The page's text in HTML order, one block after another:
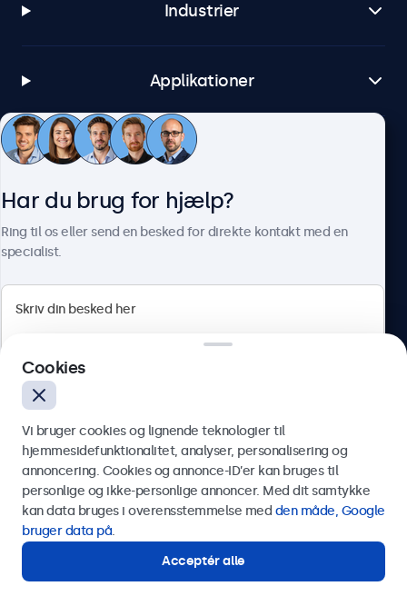
Industrier
Applikationer
Kundeservice
Herstedøstervej 27-29, unit A, 2620 Albertslund, Danmark
Dansk
Har du brug for hjælp?
Ring til os eller send en besked for direkte kontakt med en
specialist.
Send
Eller ring til os på
Kontakt vores specialister.
Cookies
Vi bruger cookies og lignende teknologier til
hjemmesidefunktionalitet, analyser, personalisering og
annoncering. Cookies og annonce-ID’er kan bruges til
personlige og ikke-personlige annoncer. Med dit samtykke
kan data bruges i overensstemmelse med den måde, Google
bruger data på.
Acceptér alle